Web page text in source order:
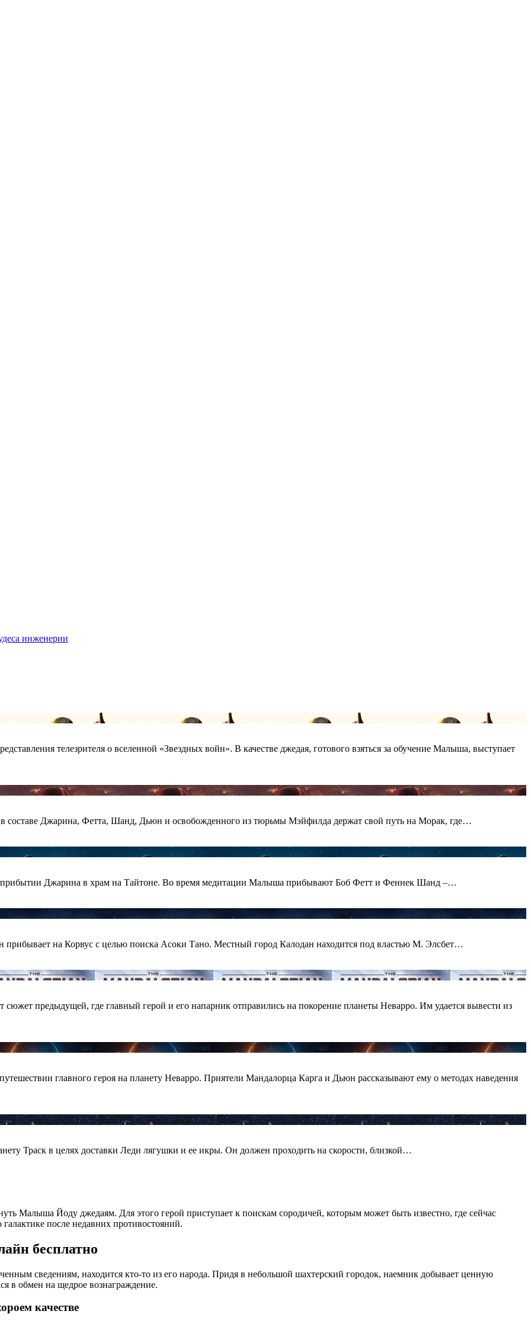
инженерии
телезрителя о вселенной «Звездных войн». В качестве джедая, готового взяться за обучение Малыша, выступает
в составе Джарина, Фетта, Шанд, Дьюн и освобожденного из тюрьмы Мэйфилда держат свой путь на Морак, где…
о прибытии Джарина в храм на Тайтоне. Во время медитации Малыша прибывают Боб Фетт и Феннек Шанд –…
прибывает на Корвус с целью поиска Асоки Тано. Местный город Калодан находится под властью М. Элсбет…
сюжет предыдущей, где главный герой и его напарник отправились на покорение планеты Неварро. Им удается вывести из
главного героя на планету Неварро. Приятели Мандалорца Карга и Дьюн рассказывают ему о методах наведения
Траск в целях доставки Леди лягушки и ее икры. Он должен проходить на скорости, близкой…
Малыша Йоду джедаям. Для этого герой приступает к поискам сородичей, которым может быть известно, где сейчас
после недавних противостояний.
бесплатно
сведениям, находится кто-то из его народа. Придя в небольшой шахтерский городок, наемник добывает ценную
в обмен на щедрое вознаграждение.
качестве